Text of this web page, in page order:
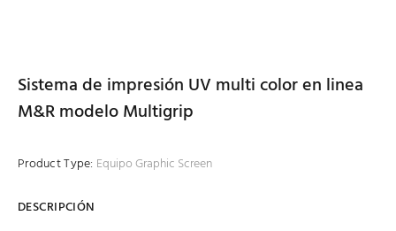
Sistema de impresión UV multi color en linea
M&R modelo Multigrip
Product Type: Equipo Graphic Screen
DESCRIPCIÓN